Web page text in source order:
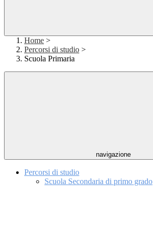
Home >
Percorsi di studio >
Scuola Primaria
navigazione
Percorsi di studio
Scuola Secondaria di primo grado